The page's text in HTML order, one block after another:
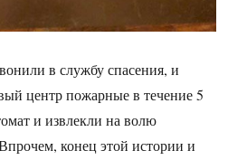
в службу спасения, и
центр пожарные в течение 5
и извлекли на волю
конец этой истории и